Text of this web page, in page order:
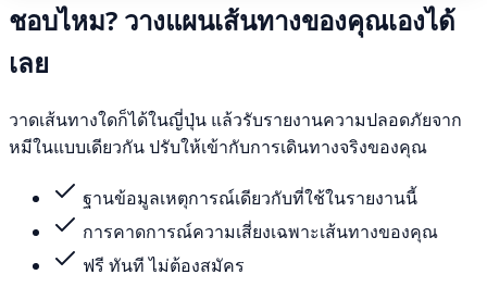
ชอบไหม? วางแผนเส้นทางของคุณเองได้
เลย
วาดเส้นทางใดก็ได้ในญี่ปุ่น แล้วรับรายงานความปลอดภัยจาก
หมีในแบบเดียวกัน ปรับให้เข้ากับการเดินทางจริงของคุณ
ฐานข้อมูลเหตุการณ์เดียวกับที่ใช้ในรายงานนี้
การคาดการณ์ความเสี่ยงเฉพาะเส้นทางของคุณ
ฟรี ทันที ไม่ต้องสมัคร